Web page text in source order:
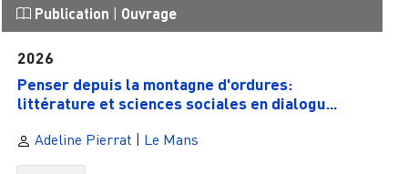
Publication | Ouvrage
2026
Penser depuis la montagne d'ordures:
littérature et sciences sociales en dialogu...
Adeline Pierrat Le Mans